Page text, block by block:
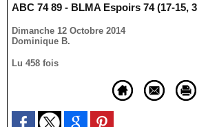
ABC 74 89 - BLMA Espoirs 74 (17-15,
Dimanche 12 Octobre 2014
Dominique B.
Lu 458 fois